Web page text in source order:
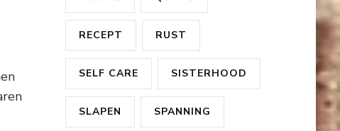
RECEPT RUST
SELF CARE SISTERHOOD
SLAPEN SPANNING